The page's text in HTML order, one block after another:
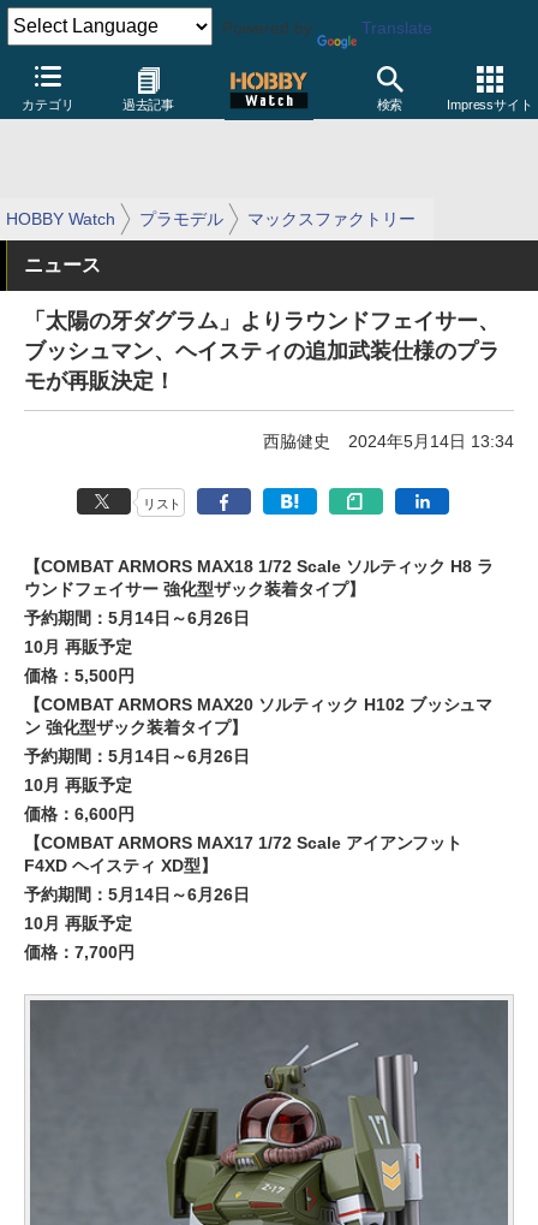
Powered by Translate
カテゴリ 過去記事 検索 Impressサイト
HOBBY Watch プラモデル マックスファクトリー
ニュース
「太陽の牙ダグラム」よりラウンドフェイサー、
ブッシュマン、ヘイスティの追加武装仕様のプラ
モが再販決定！
西脇健史 2024年5月14日 13:34
リスト
【COMBAT ARMORS MAX18 1/72 Scale ソルティック H8 ラ
ウンドフェイサー 強化型ザック装着タイプ】
予約期間：5月14日～6月26日
10月 再販予定
価格：5,500円
【COMBAT ARMORS MAX20 ソルティック H102 ブッシュマ
ン 強化型ザック装着タイプ】
予約期間：5月14日～6月26日
10月 再販予定
価格：6,600円
【COMBAT ARMORS MAX17 1/72 Scale アイアンフット
F4XD ヘイスティ XD型】
予約期間：5月14日～6月26日
10月 再販予定
価格：7,700円